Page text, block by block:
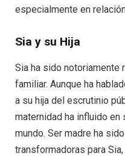
especialmente en
Sia y su Hija
Sia ha sido notoriamente
familiar. Aunque ha
a su hija del escrutinio
maternidad ha influido
mundo. Ser madre ha
transformadoras para